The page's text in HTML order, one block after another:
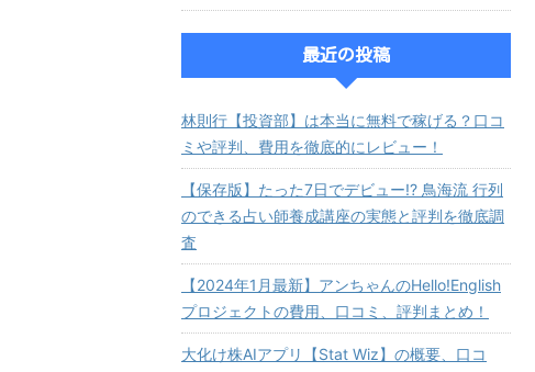
最近の投稿
林則行【投資部】は本当に無料で稼げる？口コ
ミや評判、費用を徹底的にレビュー！
【保存版】たった7日でデビュー!? 鳥海流 行列
のできる占い師養成講座の実態と評判を徹底調
査
【2024年1月最新】アンちゃんのHello!English
プロジェクトの費用、口コミ、評判まとめ！
大化け株AIアプリ【Stat Wiz】の概要、口コ